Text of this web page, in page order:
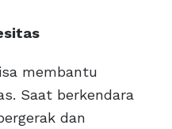
membantu
Saat berkendara
dan